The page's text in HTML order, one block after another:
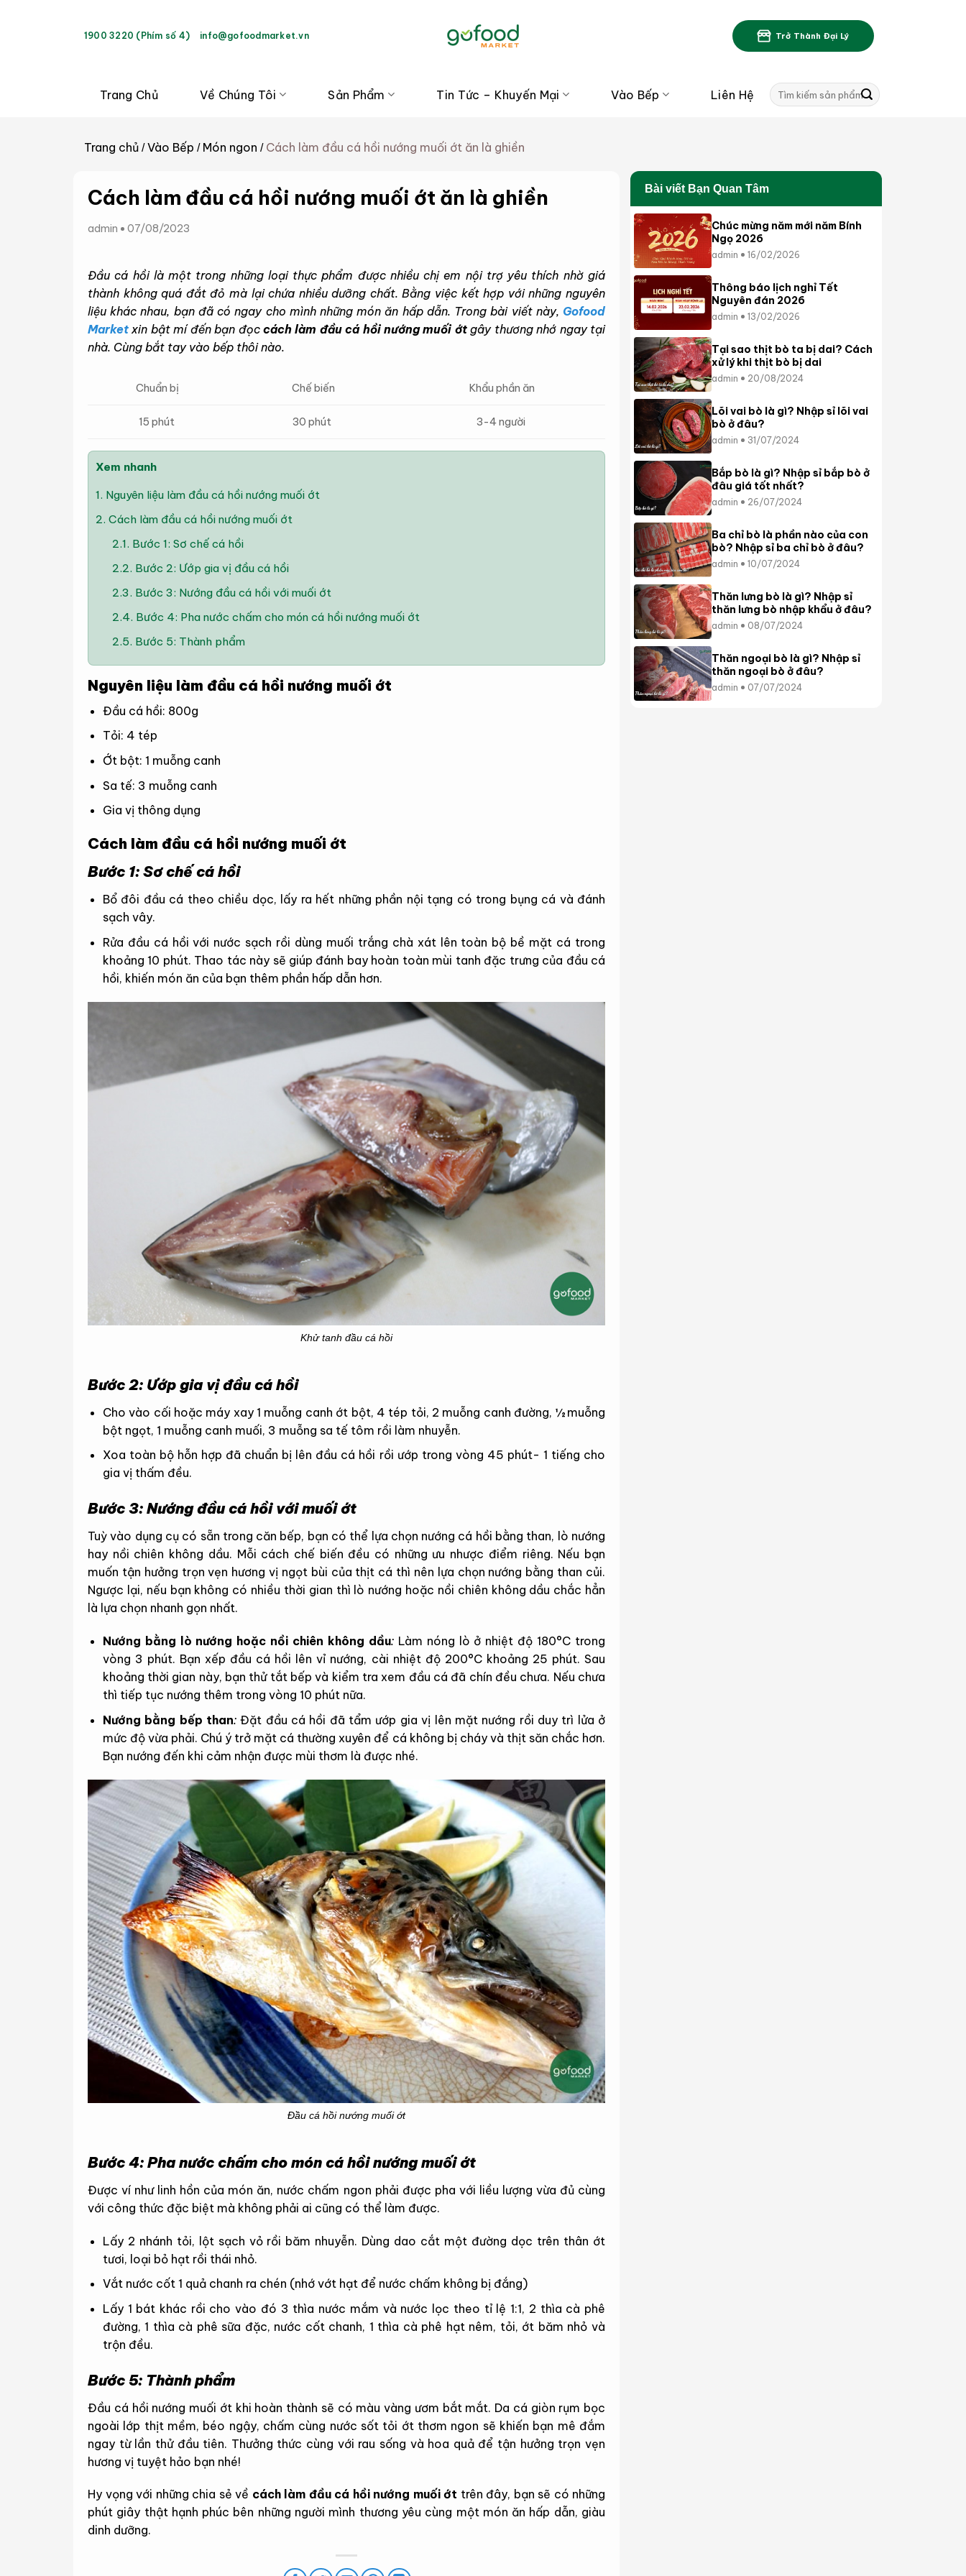
1900 3220 (Phím số 4) info@gofoodmarket.vn Trở Thành Đại Lý
Trang Chủ Về Chúng Tôi Sản Phẩm Tin Tức – Khuyến Mại Vào Bếp Liên Hệ
Tìm
kiếm:
Trang chủ /Vào Bếp / Món ngon / Cách làm đầu cá hồi nướng muối ớt ăn là ghiền
Cách làm đầu cá hồi nướng muối ớt ăn là ghiền
admin 07/08/2023
Đầu cá hồi là một trong những loại thực phẩm được nhiều chị em nội trợ yêu thích nhờ giá
thành không quá đắt đỏ mà lại chứa nhiều dưỡng chất. Bằng việc kết hợp với những nguyên
liệu khác nhau, bạn đã có ngay cho mình những món ăn hấp dẫn. Trong bài viết này, Gofood
Market xin bật mí đến bạn đọc cách làm đầu cá hồi nướng muối ớtgây thương nhớ ngay tại
nhà. Cùng bắt tay vào bếp thôi nào.
Chuẩn bị Chế biến Khẩu phần ăn
15 phút 30 phút 3-4 người
Xem nhanh
1. Nguyên liệu làm đầu cá hồi nướng muối ớt
2. Cách làm đầu cá hồi nướng muối ớt
2.1. Bước 1: Sơ chế cá hồi
2.2. Bước 2: Ướp gia vị đầu cá hồi
2.3. Bước 3: Nướng đầu cá hồi với muối ớt
2.4. Bước 4: Pha nước chấm cho món cá hồi nướng muối ớt
2.5. Bước 5: Thành phẩm
Nguyên liệu làm đầu cá hồi nướng muối ớt
Đầu cá hồi: 800g
Tỏi: 4 tép
Ớt bột: 1 muỗng canh
Sa tế: 3 muỗng canh
Gia vị thông dụng
Cách làm đầu cá hồi nướng muối ớt
Bước 1: Sơ chế cá hồi
Bổ đôi đầu cá theo chiều dọc, lấy ra hết những phần nội tạng có trong bụng cá và đánh
sạch vây.
Rửa đầu cá hồi với nước sạch rồi dùng muối trắng chà xát lên toàn bộ bề mặt cá trong
khoảng 10 phút. Thao tác này sẽ giúp đánh bay hoàn toàn mùi tanh đặc trưng của đầu cá
hồi, khiến món ăn của bạn thêm phần hấp dẫn hơn.
Khử tanh đầu cá hồi
Bước 2: Ướp gia vị đầu cá hồi
Cho vào cối hoặc máy xay 1 muỗng canh ớt bột, 4 tép tỏi, 2 muỗng canh đường, ½ muỗng
bột ngọt, 1 muỗng canh muối, 3 muỗng sa tế tôm rồi làm nhuyễn.
Xoa toàn bộ hỗn hợp đã chuẩn bị lên đầu cá hồi rồi ướp trong vòng 45 phút- 1 tiếng cho
gia vị thấm đều.
Bước 3: Nướng đầu cá hồi với muối ớt
Tuỳ vào dụng cụ có sẵn trong căn bếp, bạn có thể lựa chọn nướng cá hồi bằng than, lò nướng
hay nồi chiên không dầu. Mỗi cách chế biến đều có những ưu nhược điểm riêng. Nếu bạn
muốn tận hưởng trọn vẹn hương vị ngọt bùi của thịt cá thì nên lựa chọn nướng bằng than củi.
Ngược lại, nếu bạn không có nhiều thời gian thì lò nướng hoặc nồi chiên không dầu chắc hẳn
là lựa chọn nhanh gọn nhất.
Nướng bằng lò nướng hoặc nồi chiên không dầu:Làm nóng lò ở nhiệt độ 180°C trong
vòng 3 phút. Bạn xếp đầu cá hồi lên vỉ nướng, cài nhiệt độ 200°C khoảng 25 phút. Sau
khoảng thời gian này, bạn thử tắt bếp và kiểm tra xem đầu cá đã chín đều chưa. Nếu chưa
thì tiếp tục nướng thêm trong vòng 10 phút nữa.
Nướng bằng bếp than:Đặt đầu cá hồi đã tẩm ướp gia vị lên mặt nướng rồi duy trì lửa ở
mức độ vừa phải. Chú ý trở mặt cá thường xuyên để cá không bị cháy và thịt săn chắc hơn.
Bạn nướng đến khi cảm nhận được mùi thơm là được nhé.
Đầu cá hồi nướng muối ớt
Bước 4: Pha nước chấm cho món cá hồi nướng muối ớt
Được ví như linh hồn của món ăn, nước chấm ngon phải được pha với liều lượng vừa đủ cùng
với công thức đặc biệt mà không phải ai cũng có thể làm được.
Lấy 2 nhánh tỏi, lột sạch vỏ rồi băm nhuyễn. Dùng dao cắt một đường dọc trên thân ớt
tươi, loại bỏ hạt rồi thái nhỏ.
Vắt nước cốt 1 quả chanh ra chén (nhớ vớt hạt để nước chấm không bị đắng)
Lấy 1 bát khác rồi cho vào đó 3 thìa nước mắm và nước lọc theo tỉ lệ 1:1, 2 thìa cà phê
đường, 1 thìa cà phê sữa đặc, nước cốt chanh, 1 thìa cà phê hạt nêm, tỏi, ớt băm nhỏ và
trộn đều.
Bước 5: Thành phẩm
Đầu cá hồi nướng muối ớt khi hoàn thành sẽ có màu vàng ươm bắt mắt. Da cá giòn rụm bọc
ngoài lớp thịt mềm, béo ngậy, chấm cùng nước sốt tỏi ớt thơm ngon sẽ khiến bạn mê đắm
ngay từ lần thử đầu tiên. Thưởng thức cùng với rau sống và hoa quả để tận hưởng trọn vẹn
hương vị tuyệt hảo bạn nhé!
Hy vọng với những chia sẻ về cách làm đầu cá hồi nướng muối ớt trên đây, bạn sẽ có những
phút giây thật hạnh phúc bên những người mình thương yêu cùng một món ăn hấp dẫn, giàu
dinh dưỡng.
Bài viết Bạn Quan Tâm
Chúc mừng năm mới năm Bính
Ngọ 2026
admin 16/02/2026
Thông báo lịch nghỉ Tết
Nguyên đán 2026
admin 13/02/2026
Tại sao thịt bò ta bị dai? Cách
xử lý khi thịt bò bị dai
admin 20/08/2024
Lõi vai bò là gì? Nhập sỉ lõi vai
bò ở đâu?
admin 31/07/2024
Bắp bò là gì? Nhập sỉ bắp bò ở
đâu giá tốt nhất?
admin 26/07/2024
Ba chỉ bò là phần nào của con
bò? Nhập sỉ ba chỉ bò ở đâu?
admin 10/07/2024
Thăn lưng bò là gì? Nhập sỉ
thăn lưng bò nhập khẩu ở đâu?
admin 08/07/2024
Thăn ngoại bò là gì? Nhập sỉ
thăn ngoại bò ở đâu?
admin 07/07/2024